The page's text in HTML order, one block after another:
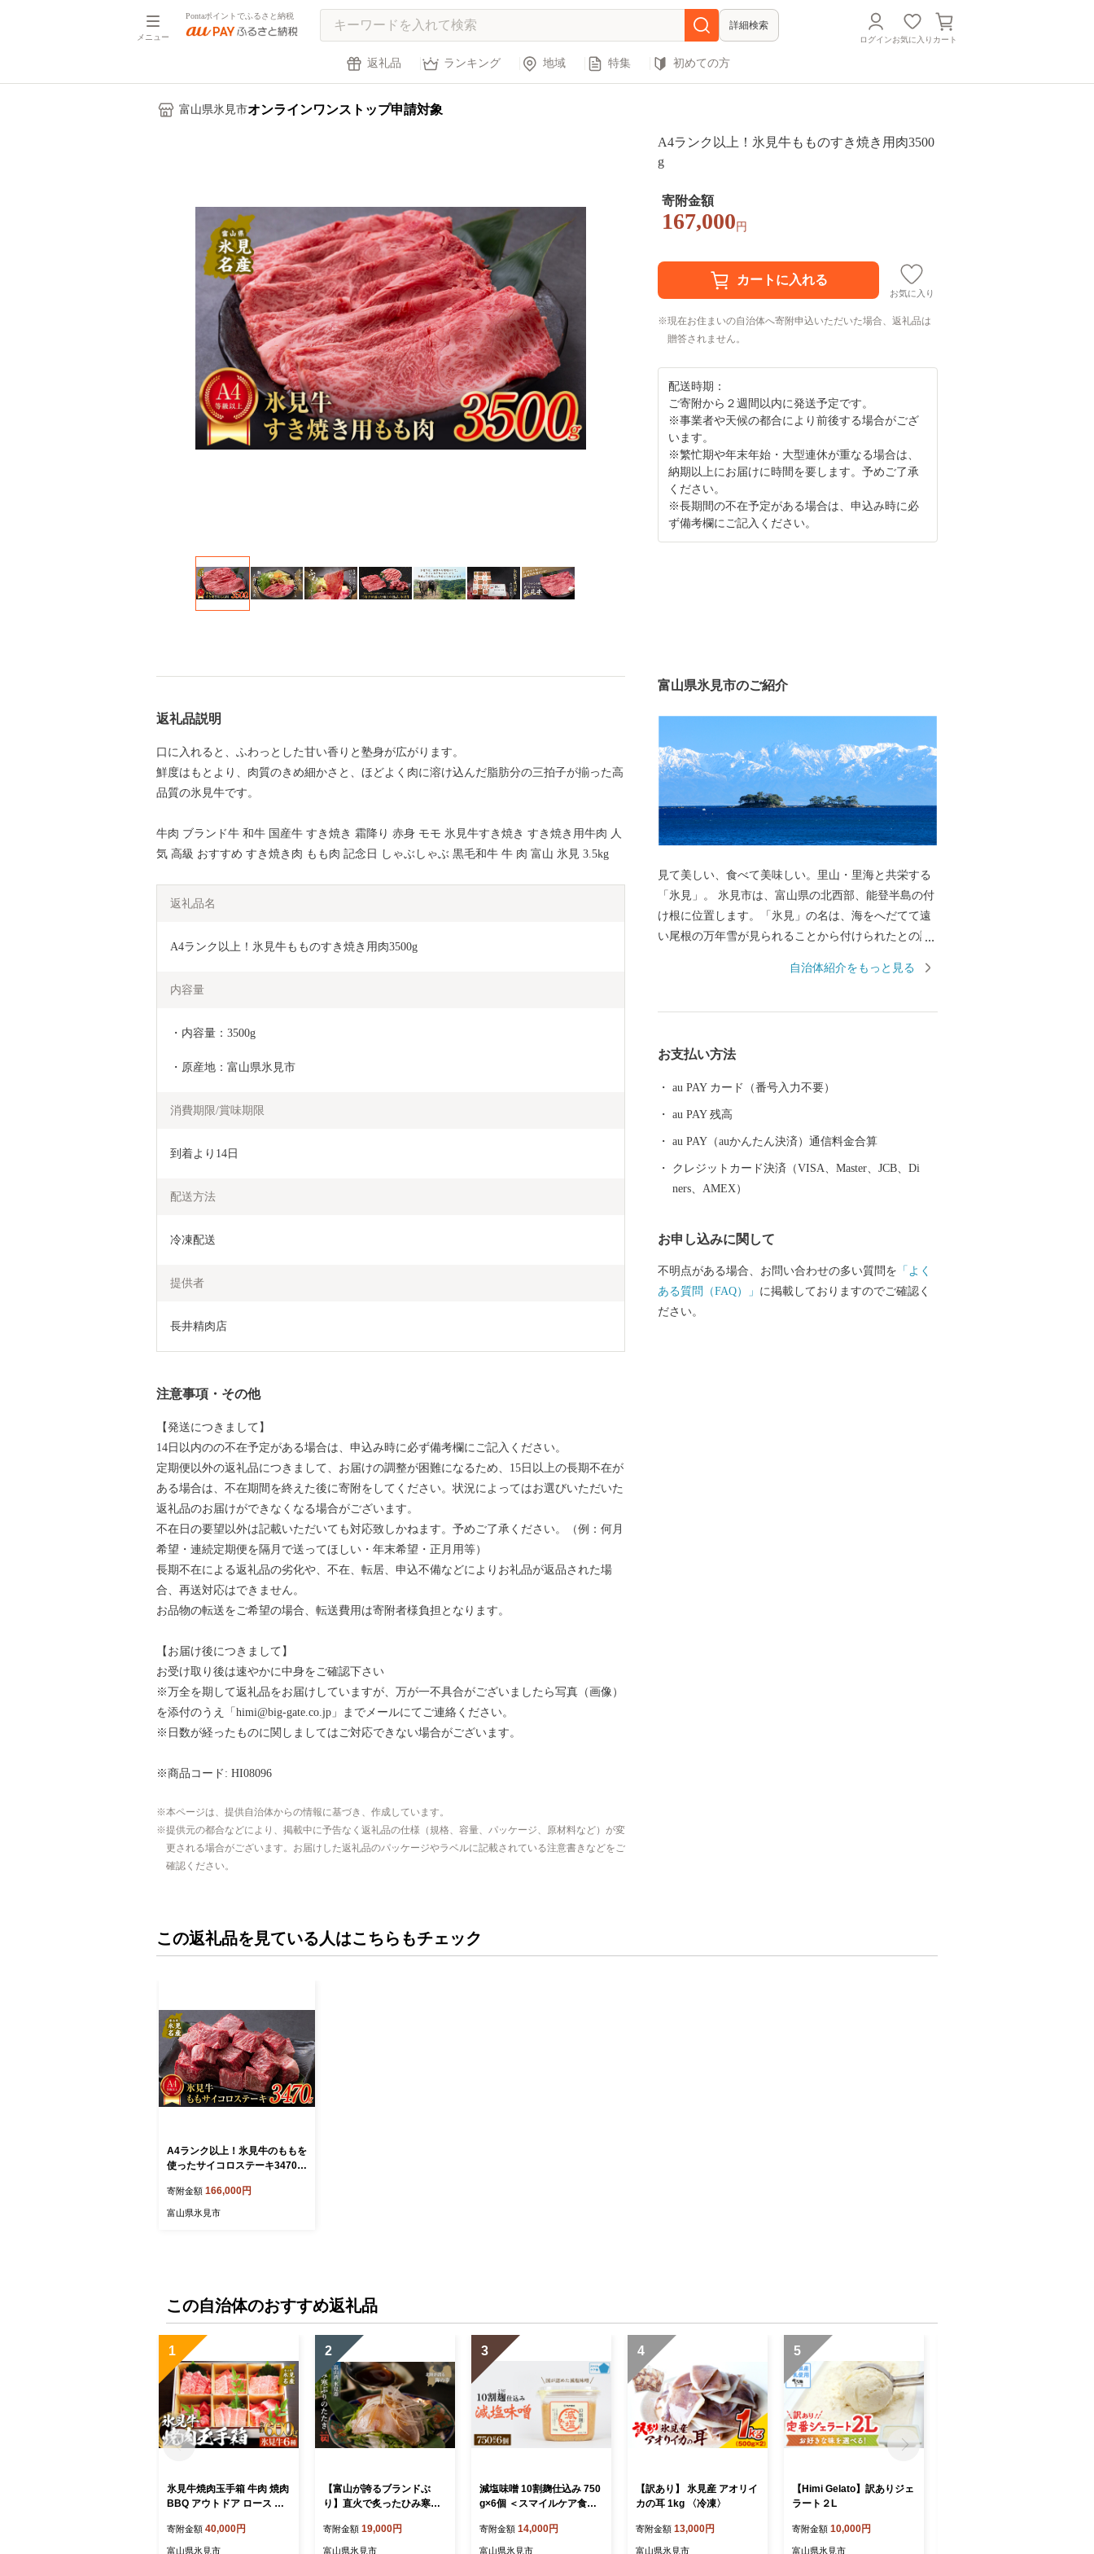
メニュー
Pontaポイントでふるさと納税
詳細検索
ログインお気に入り カート
返礼品 ランキング 地域 特集 初めての方
富山県氷見市オンラインワンストップ申請対象
A4ランク以上！氷見牛もものすき焼き用肉3500
g
寄附金額
167,000 円
お気に入り
現在お住まいの自治体へ寄附申込いただいた場合、返礼品は
贈答されません。
配送時期：
ご寄附から２週間以内に発送予定です。
※事業者や天候の都合により前後する場合がござ
います。
※繁忙期や年末年始・大型連休が重なる場合は、
納期以上にお届けに時間を要します。予めご了承
ください。
※長期間の不在予定がある場合は、申込み時に必
ず備考欄にご記入ください。
返礼品説明
口に入れると、ふわっとした甘い香りと塾身が広がります。
鮮度はもとより、肉質のきめ細かさと、ほどよく肉に溶け込んだ脂肪分の三拍子が揃った高
品質の氷見牛です。
牛肉 ブランド牛 和牛 国産牛 すき焼き 霜降り 赤身 モモ 氷見牛すき焼き すき焼き用牛肉 人
気 高級 おすすめ すき焼き肉 もも肉 記念日 しゃぶしゃぶ 黒毛和牛 牛 肉 富山 氷見 3.5kg
返礼品名
A4ランク以上！氷見牛もものすき焼き用肉3500g
内容量
・内容量：3500g
・原産地：富山県氷見市
消費期限/賞味期限
到着より14日
配送方法
冷凍配送
提供者
長井精肉店
注意事項・その他
【発送につきまして】
14日以内のの不在予定がある場合は、申込み時に必ず備考欄にご記入ください。
定期便以外の返礼品につきまして、お届けの調整が困難になるため、15日以上の長期不在が
ある場合は、不在期間を終えた後に寄附をしてください。状況によってはお選びいただいた
返礼品のお届けができなくなる場合がございます。
不在日の要望以外は記載いただいても対応致しかねます。予めご了承ください。（例：何月
希望・連続定期便を隔月で送ってほしい・年末希望・正月用等）
長期不在による返礼品の劣化や、不在、転居、申込不備などによりお礼品が返品された場
合、再送対応はできません。
お品物の転送をご希望の場合、転送費用は寄附者様負担となります。
【お届け後につきまして】
お受け取り後は速やかに中身をご確認下さい
※万全を期して返礼品をお届けしていますが、万が一不具合がございましたら写真（画像）
を添付のうえ「himi@big-gate.co.jp」までメールにてご連絡ください。
※日数が経ったものに関しましてはご対応できない場合がございます。
※商品コード: HI08096
本ページは、提供自治体からの情報に基づき、作成しています。
提供元の都合などにより、掲載中に予告なく返礼品の仕様（規格、容量、パッケージ、原材料など）が変
更される場合がございます。お届けした返礼品のパッケージやラベルに記載されている注意書きなどをご
確認ください。
富山県氷見市のご紹介
見て美しい、食べて美味しい。里山・里海と共栄する
「氷見」。 氷見市は、富山県の北西部、能登半島の付
け根に位置します。「氷見」の名は、海をへだてて遠
い尾根の万年雪が見られることから付けられたとの説
ご存知の方も多くいらっしゃると思います。2016年に
ただきたい風景です。 富山湾は「天然の生け簀」と
称されるほど多種多様な魚介類が一年を通じて水揚げ
漁は、豊富な魚介類を「採り過ぎない」ことで水産資
源を守る持続可能な漁法として、世界からも注目され
ています。 氷見市は、漁師町という印象が強いかと
ひそかな人気です。 里山と里海の景観を守りつつ、
恵まれた自然環境を活かした美味しい食材が豊かなま
さに「食都・氷見」。ぜひこの機会に氷見市の特産品
自治体紹介をもっと見る
お支払い方法
au PAY カード（番号入力不要）
au PAY 残高
au PAY（auかんたん決済）通信料金合算
クレジットカード決済（VISA、Master、JCB、Di
ners、AMEX）
お申し込みに関して
不明点がある場合、お問い合わせの多い質問を 「よく
ある質問（FAQ）」 に掲載しておりますのでご確認く
ださい。
この返礼品を見ている人はこちらもチェック
A4ランク以上！氷見牛のももを
使ったサイコロステーキ3470g
キ 国産 記念日
寄附金額 166,000円
富山県氷見市
この自治体のおすすめ返礼品
1
氷見牛焼肉玉手箱 牛肉 焼肉
BBQ アウトドア ロース カ
寄附金額 40,000円
富山県氷見市
2
【富山が誇るブランドぶ
り】直火で炙ったひみ寒ぶ
寄附金額 19,000円
富山県氷見市
3
減塩味噌 10割麹仕込み 750
g×6個 ＜スマイルケア食品
酵 味噌汁 グルテンフリー
朝食 熟成 富山県 氷見市
寄附金額 14,000円
富山県氷見市
4
【訳あり】 氷見産 アオリイ
カの耳 1kg 〈冷凍〉
寄附金額 13,000円
富山県氷見市
5
【Himi Gelato】訳ありジェ
ラート２L
寄附金額 10,000円
富山県氷見市